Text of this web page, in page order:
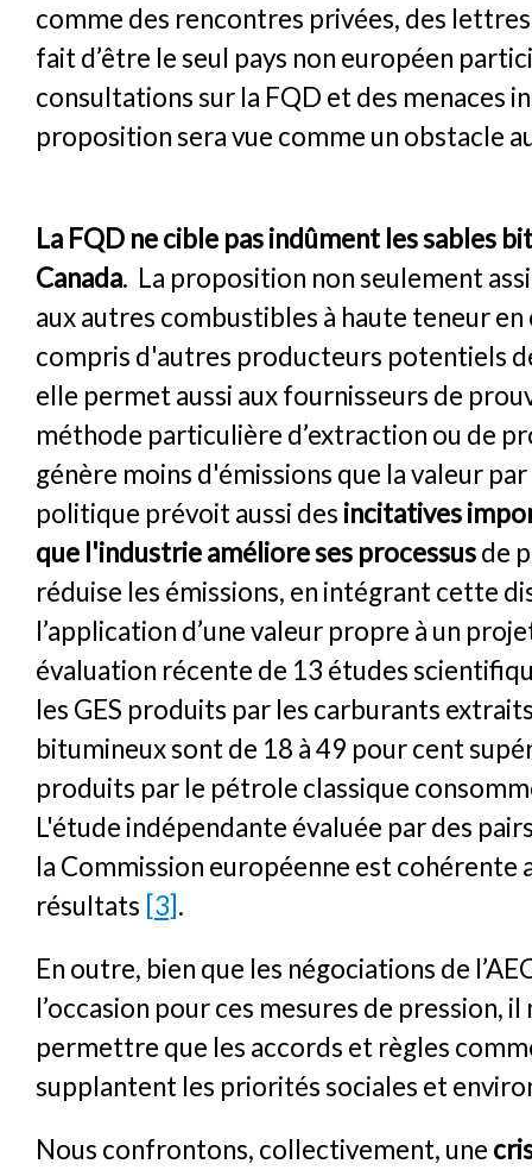
comme des rencontres privées, des
fait d’être le seul pays non européen
consultations sur la FQD et des menaces
proposition sera vue comme un obstacle
La FQD ne cible pas indûment les sables
Canada. La proposition non seulement
aux autres combustibles à haute teneur en
compris d'autres producteurs potentiels
elle permet aussi aux fournisseurs de
méthode particulière d’extraction ou de
génère moins d'émissions que la valeur
politique prévoit aussi des incitatives
que l'industrie améliore ses processusde
réduise les émissions, en intégrant cette
l’application d’une valeur propre à un
évaluation récente de 13 études
les GES produits par les carburants
bitumineux sont de 18 à 49 pour cent
produits par le pétrole classique
L'étude indépendante évaluée par des
la Commission européenne est cohérente
résultats [3].
En outre, bien que les négociations de
l’occasion pour ces mesures de pression, il
permettre que les accords et règles
supplantent les priorités sociales et
Nous confrontons, collectivement, une